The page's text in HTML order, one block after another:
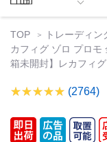
TOP トレーディン
カフィグ ゾロ プロモ
箱未開封】レカフィ
(2764)